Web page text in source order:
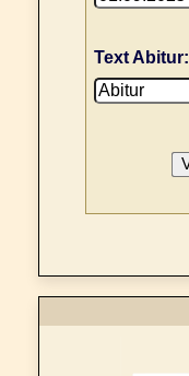
Text Abitur: